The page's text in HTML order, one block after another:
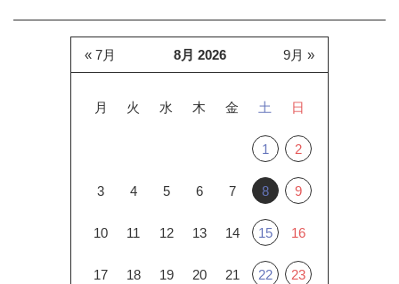
8月 2026
月 火 水 木 金 土 日
1 2
3 4 5 6 7 8 9
10 11 12 13 14 15 16
17 18 19 20 21 22 23
« 7月 9月 »